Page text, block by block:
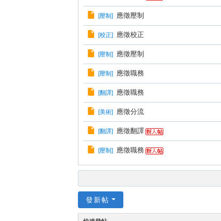
[壓制] 應徵壓制
[校正] 應徵校正
[壓制] 應徵壓制
[壓制] 應徵職務
[翻譯] 應徵職務
[美術] 應徵分流
[翻譯] 應徵翻譯
[壓制] 應徵職務
發新帖